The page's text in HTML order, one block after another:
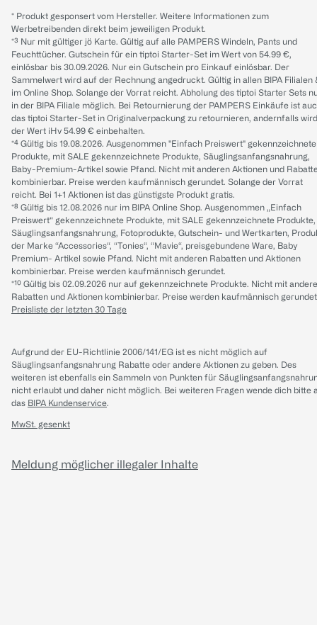
* Produkt gesponsert vom Hersteller. Weitere Informationen zum
Werbetreibenden direkt beim jeweiligen Produkt.
*³ Nur mit gültiger jö Karte. Gültig auf alle PAMPERS Windeln, Pants und
Feuchttücher. Gutschein für ein tiptoi Starter-Set im Wert von 54.99 €,
einlösbar bis 30.09.2026. Nur ein Gutschein pro Einkauf einlösbar. Der
Sammelwert wird auf der Rechnung angedruckt. Gültig in allen BIPA Filialen
im Online Shop. Solange der Vorrat reicht. Abholung des tiptoi Starter Sets
in der BIPA Filiale möglich. Bei Retournierung der PAMPERS Einkäufe ist
das tiptoi Starter-Set in Originalverpackung zu retournieren, andernfalls wird
der Wert iHv 54.99 € einbehalten.
*⁴ Gültig bis 19.08.2026. Ausgenommen "Einfach Preiswert" gekennzeichnete
Produkte, mit SALE gekennzeichnete Produkte, Säuglingsanfangsnahrung,
Baby-Premium-Artikel sowie Pfand. Nicht mit anderen Aktionen und
kombinierbar. Preise werden kaufmännisch gerundet. Solange der Vorrat
reicht. Bei 1+1 Aktionen ist das günstigste Produkt gratis.
*⁸ Gültig bis 12.08.2026 nur im BIPA Online Shop. Ausgenommen „Einfach
Preiswert“ gekennzeichnete Produkte, mit SALE gekennzeichnete Produkte,
Säuglingsanfangsnahrung, Fotoprodukte, Gutschein- und Wertkarten,
der Marke “Accessories“, “Tonies“, “Mavie“, preisgebundene Ware, Baby
Premium- Artikel sowie Pfand. Nicht mit anderen Rabatten und Aktionen
kombinierbar. Preise werden kaufmännisch gerundet.
*¹⁰ Gültig bis 02.09.2026 nur auf gekennzeichnete Produkte. Nicht mit
Rabatten und Aktionen kombinierbar. Preise werden kaufmännisch
Preisliste der letzten 30 Tage
Aufgrund der EU-Richtlinie 2006/141/EG ist es nicht möglich auf
Säuglingsanfangsnahrung Rabatte oder andere Aktionen zu geben. Des
weiteren ist ebenfalls ein Sammeln von Punkten für
nicht erlaubt und daher nicht möglich. Bei weiteren Fragen wende dich bitte
das BIPA Kundenservice.
MwSt. gesenkt
Meldung möglicher illegaler Inhalte